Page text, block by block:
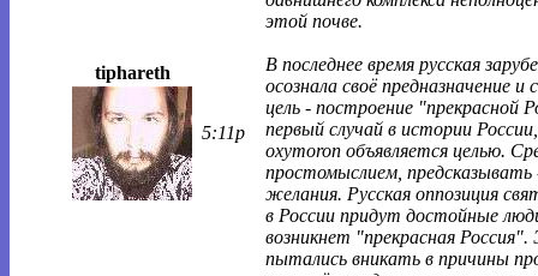
tiphareth
5:11p
этой почве.
В последнее время русская
осознала своё предназначение и
цель - построение "прекрасной
первый случай в истории России,
oxymoron объявляется целью.
простомыслием, предсказывать
желания. Русская оппозиция
в России придут достойные
возникнет "прекрасная
пытались вникать в причины